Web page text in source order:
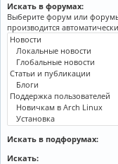
Искать в форумах:
Выберите форум или
производится
Искать в подфорумах:
Искать: